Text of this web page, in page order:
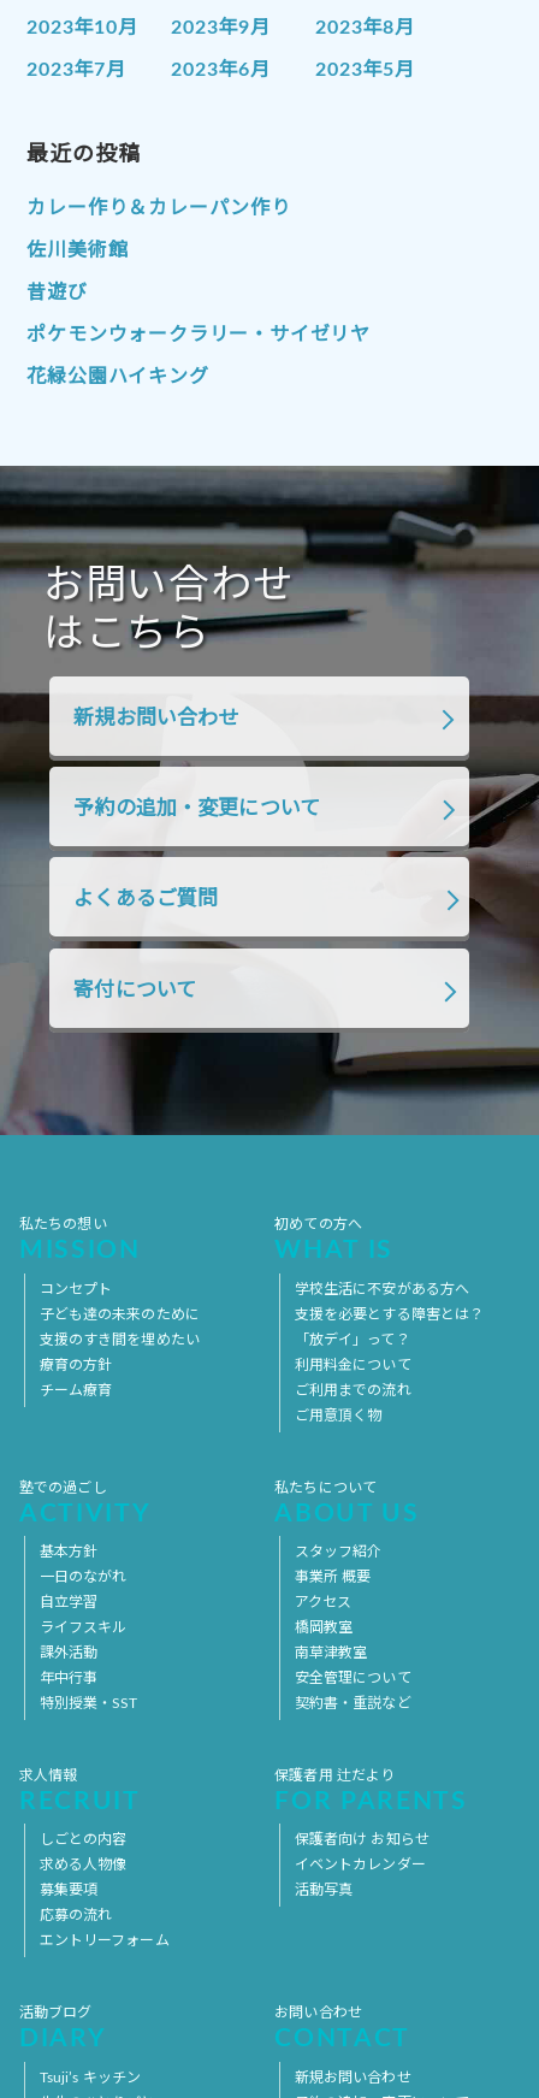
2023年10月 2023年9月 2023年8月
2023年7月 2023年6月 2023年5月
2023年1月
2022年10月 2022年9月
2022年7月
2022年4月
2022年1月 2021年12月 2021年11月
2021年10月 2021年9月
2021年1月 2020年12月 2020年11月
2020年10月 2020年9月 2020年8月
2020年7月 2020年6月 2020年5月
2020年4月 2020年3月 2020年2月
2019年9月
2019年4月
2018年7月 2018年6月
2018年4月 2018年3月 2018年2月
2018年1月 2017年12月
2017年10月 2017年9月 2017年8月
2017年5月
2017年4月
最近の投稿
カレー作り＆カレーパン作り
佐川美術館
昔遊び
ポケモンウォークラリー・サイゼリヤ
花緑公園ハイキング
お問い合わせ
はこちら
新規お問い合わせ
予約の追加・変更について
よくあるご質問
寄付について
私たちの想い
MISSION
コンセプト
子ども達の未来のために
支援のすき間を埋めたい
療育の方針
チーム療育
初めての方へ
WHAT IS
学校生活に不安がある方へ
支援を必要とする障害とは？
「放デイ」って？
利用料金について
ご利用までの流れ
ご用意頂く物
塾での過ごし
ACTIVITY
基本方針
一日のながれ
自立学習
ライフスキル
課外活動
年中行事
特別授業・SST
私たちについて
ABOUT US
スタッフ紹介
事業所 概要
アクセス
橋岡教室
南草津教室
安全管理について
契約書・重説など
求人情報
RECRUIT
しごとの内容
求める人物像
募集要項
応募の流れ
エントリーフォーム
保護者用 辻だより
FOR PARENTS
保護者向け お知らせ
イベントカレンダー
活動写真
活動ブログ
DIARY
Tsuji’s キッチン
お問い合わせ
CONTACT
新規お問い合わせ